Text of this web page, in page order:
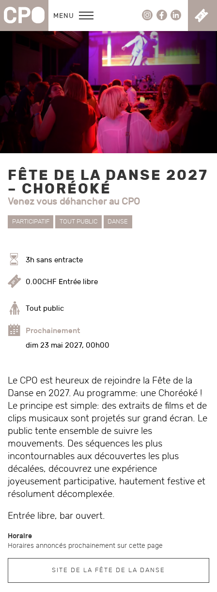
MENU C
FÊTE DE LA DANSE 2027
– CHORÉOKÉ
Venez vous déhancher au CPO
PARTICIPATIF TOUT PUBLIC DANSE
3h sans entracte
0.00CHF Entrée libre
Tout public
Prochainement
dim 23 mai 2027, 00h00
Le CPO est heureux de rejoindre la Fête de la
Danse en 2027. Au programme: une Choréoké !
Le principe est simple: des extraits de films et de
clips musicaux sont projetés sur grand écran. Le
public tente ensemble de suivre les
mouvements. Des séquences les plus
incontournables aux découvertes les plus
décalées, découvrez une expérience
joyeusement participative, hautement festive et
résolument décomplexée.
Entrée libre, bar ouvert.
Horaire
Horaires annoncés prochainement sur cette page
SITE DE LA FÊTE DE LA DANSE